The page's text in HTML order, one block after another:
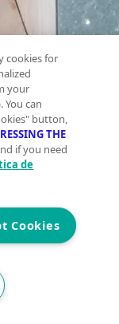
cookies for
your
can
button,
THE
if you need
de
Cookies